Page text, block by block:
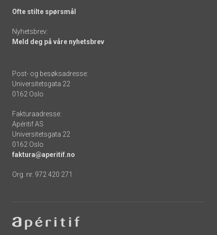
Ofte stilte spørsmål
Nyhetsbrev:
Meld deg på våre nyhetsbrev
Post- og besøksadresse:
Universitetsgata 22
0162 Oslo
Fakturaadresse:
Apéritif AS
Universitetsgata 22
0162 Oslo
faktura@aperitif.no
Org. nr. 972 420 271